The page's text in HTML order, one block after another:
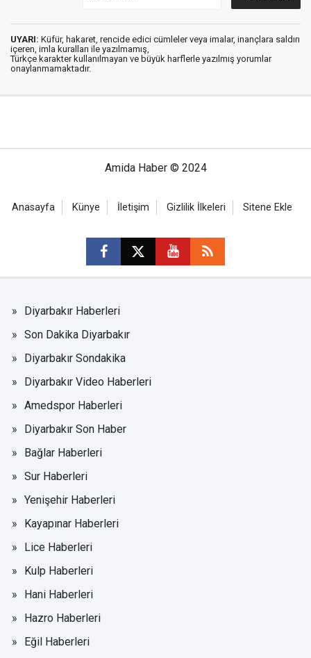
UYARI: Küfür, hakaret, rencide edici cümleler veya imalar, inançlara saldırı
içeren, imla kuralları ile yazılmamış,
Türkçe karakter kullanılmayan ve büyük harflerle yazılmış yorumlar
onaylanmamaktadır.
Amida Haber © 2024
Anasayfa Künye İletişim Gizlilik İlkeleri Sitene Ekle
Diyarbakır Haberleri
Son Dakika Diyarbakır
Diyarbakır Sondakika
Diyarbakır Video Haberleri
Amedspor Haberleri
Diyarbakır Son Haber
Bağlar Haberleri
Sur Haberleri
Yenişehir Haberleri
Kayapınar Haberleri
Lice Haberleri
Kulp Haberleri
Hani Haberleri
Hazro Haberleri
Eğil Haberleri